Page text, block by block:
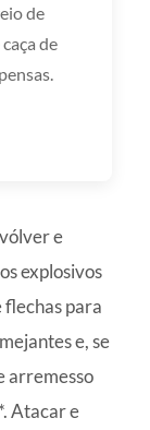
de
de
e
explosivos
flechas para
e, se
arremesso
Atacar e